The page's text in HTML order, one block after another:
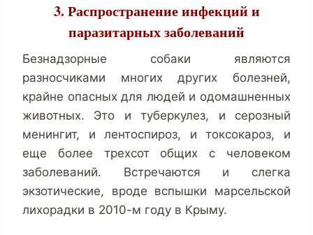
3. Распространение инфекций и
паразитарных заболеваний
Безнадзорные собаки являются
разносчиками многих других болезней,
крайне опасных для людей и одомашненных
животных. Это и туберкулез, и серозный
менингит, и лентоспироз, и токсокароз, и
еще более трехсот общих с человеком
заболеваний. Встречаются и слегка
экзотические, вроде вспышки марсельской
лихорадки в 2010-м году в Крыму.